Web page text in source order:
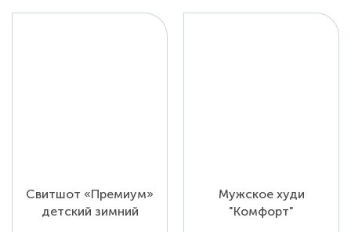
Свитшот «Премиум»
детский зимний
Мужское худи
"Комфорт"